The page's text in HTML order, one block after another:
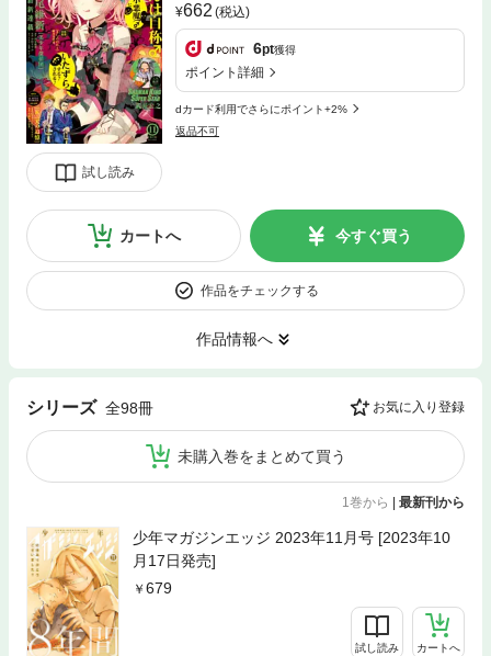
試し読み
662 (税込)
6pt獲得
ポイント詳細
dカード利用でさらにポイント+2%
返品不可
カートへ 今すぐ買う
作品をチェックする
作品情報へ
シリーズ 全98冊 お気に入り登録
未購入巻をまとめて買う
1巻から | 最新刊から
少年マガジンエッジ 2023年11月号 [2023年10
月17日発売]
679
試し読み カートへ